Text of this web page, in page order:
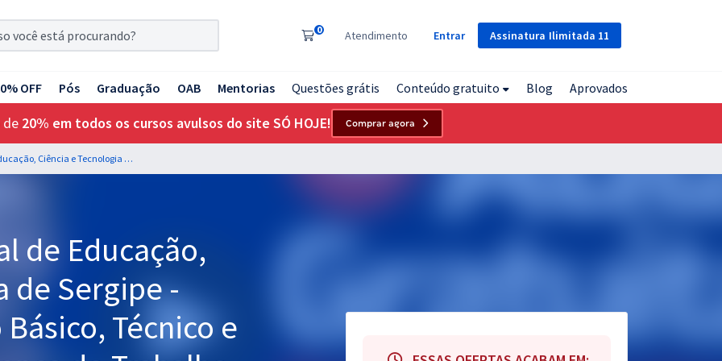
Assinatura Ilimitada 11
0 Atendimento Entrar
OFF Pós Graduação OAB Mentorias Questões grátis Conteúdo gratuito Blog Aprovados
de 20% em todos os cursos avulsos do site SÓ HOJE! Comprar agora
IFS - Instituto Federal de Educação, Ciência e Tecnologia de Sergipe - Professor do Ensino Básico, Técnico e Tecnológico - Segurança do Trabalho
de Educação,
de Sergipe -
Técnico e